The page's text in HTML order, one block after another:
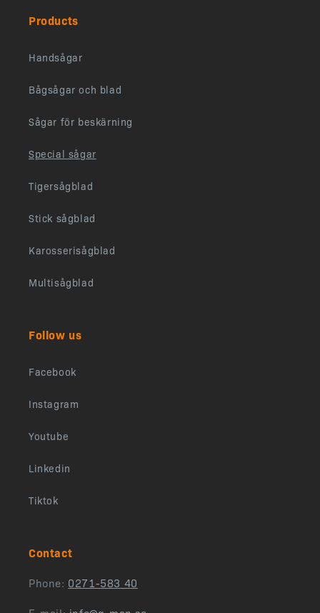
Products
Handsågar
Bågsågar och blad
Sågar för beskärning
Special sågar
Tigersågblad
Stick sågblad
Karosserisågblad
Multisågblad
Follow us
Facebook
Instagram
Youtube
Linkedin
Tiktok
Contact
Phone: 0271-583 40